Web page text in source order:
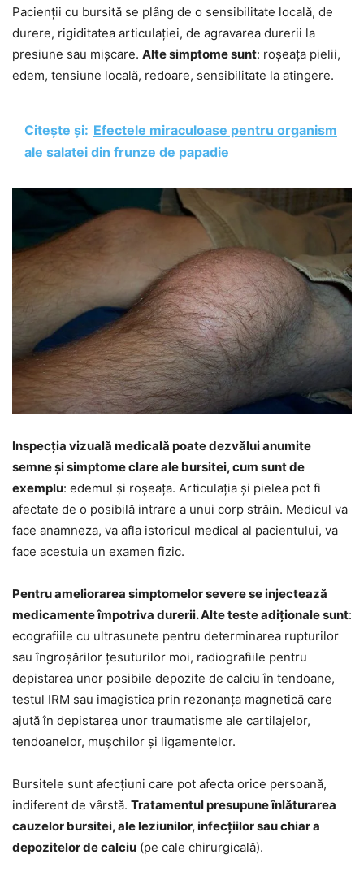
Pacienții cu bursită se plâng de o sensibilitate locală, de
durere, rigiditatea articulației, de agravarea durerii la
presiune sau mișcare. Alte simptome sunt: roșeața pielii,
edem, tensiune locală, redoare, sensibilitate la atingere.
Citește și: Efectele miraculoase pentru organism
ale salatei din frunze de papadie
Inspecția vizuală medicală poate dezvălui anumite
semne și simptome clare ale bursitei, cum sunt de
exemplu: edemul și roșeața. Articulația și pielea pot fi
afectate de o posibilă intrare a unui corp străin. Medicul va
face anamneza, va afla istoricul medical al pacientului, va
face acestuia un examen fizic.
Pentru ameliorarea simptomelor severe se injectează
medicamente împotriva durerii. Alte teste adiționale sunt:
ecografiile cu ultrasunete pentru determinarea rupturilor
sau îngroșărilor țesuturilor moi, radiografiile pentru
depistarea unor posibile depozite de calciu în tendoane,
testul IRM sau imagistica prin rezonanța magnetică care
ajută în depistarea unor traumatisme ale cartilajelor,
tendoanelor, mușchilor și ligamentelor.
Bursitele sunt afecțiuni care pot afecta orice persoană,
indiferent de vârstă. Tratamentul presupune înlăturarea
cauzelor bursitei, ale leziunilor, infecțiilor sau chiar a
depozitelor de calciu (pe cale chirurgicală).